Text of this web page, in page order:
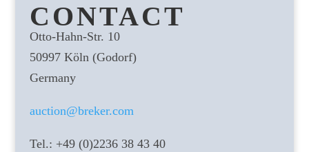
CONTACT
Otto-Hahn-Str. 10
50997 Köln (Godorf)
Germany
auction@breker.com
Tel.: +49 (0)2236 38 43 40